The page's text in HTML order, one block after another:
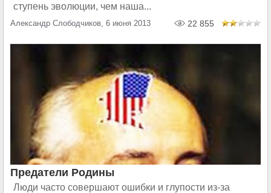
ступень эволюции, чем наша...
Александр Слободчиков, 6 июня 2013 22 855
Предатели Родины
Люди часто совершают ошибки и глупости из-за